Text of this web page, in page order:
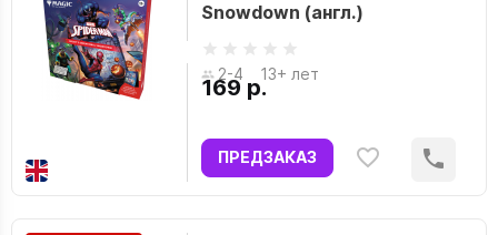
Snowdown (англ.)
2-4 13+ лет
169 р.
ПРЕДЗАКАЗ